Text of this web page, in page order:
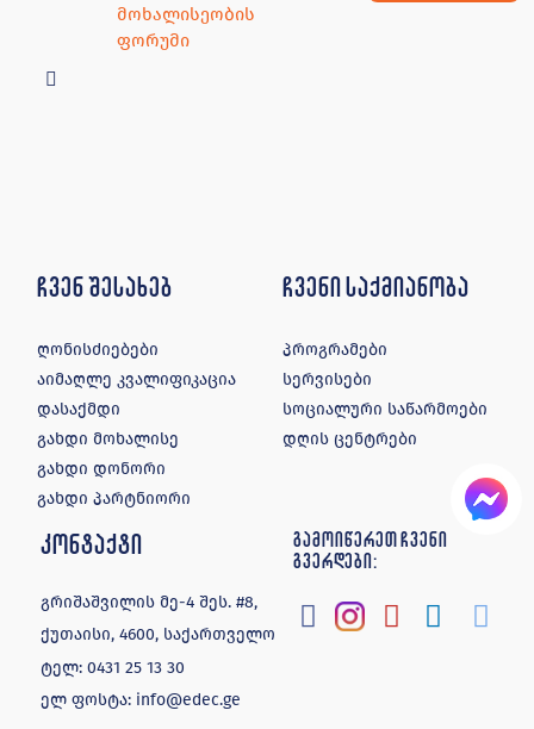
მოხალისეობის
ფორუმი
ჩვენ შესახებ
ღონისძიებები
აიმაღლე კვალიფიკაცია
დასაქმდი
გახდი მოხალისე
გახდი დონორი
გახდი პარტნიორი
ჩვენი საქმიანობა
პროგრამები
სერვისები
სოციალური საწარმოები
დღის ცენტრები
კონტაქტი
გრიშაშვილის მე-4 შეს. #8,
ქუთაისი, 4600, საქართველო
ტელ:0431 25 13 30
ელ ფოსტა: info@edec.ge
გამოიწერეთ ჩვენი
გვერდები: